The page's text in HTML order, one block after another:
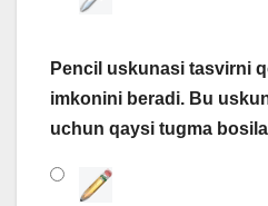
Pencil uskunasi tasvirni
imkonini beradi. Bu
uchun qaysi tugma